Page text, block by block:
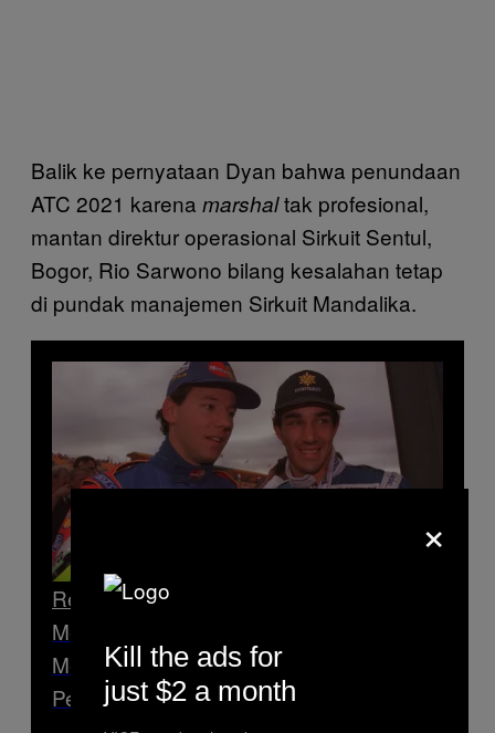
Balik ke pernyataan Dyan bahwa penundaan
ATC 2021 karena marshaltak profesional,
mantan direktur operasional Sirkuit Sentul,
Bogor, Rio Sarwono bilang kesalahan tetap
di pundak manajemen Sirkuit Mandalika.
Read Next
Memahami Tradisi Problematis
Membayar Supaya Bisa Jadi
Pengendara F1
×
Kill the ads for
just $2 a month